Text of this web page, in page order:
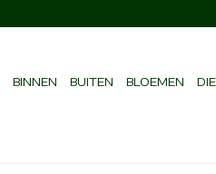
BINNEN BUITEN BLOEMEN